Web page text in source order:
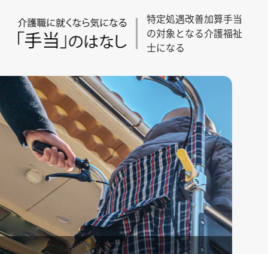
特定処遇改善加算手当
の対象となる介護福祉
士になる